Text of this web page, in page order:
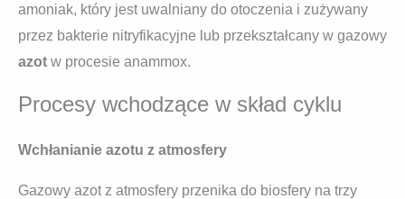
amoniak, który jest uwalniany do otoczenia i zużywany
przez bakterie nitryfikacyjne lub przekształcany w gazowy
azot w procesie anammox.
Procesy wchodzące w skład cyklu
Wchłanianie azotu z atmosfery
Gazowy azot z atmosfery przenika do biosfery na trzy